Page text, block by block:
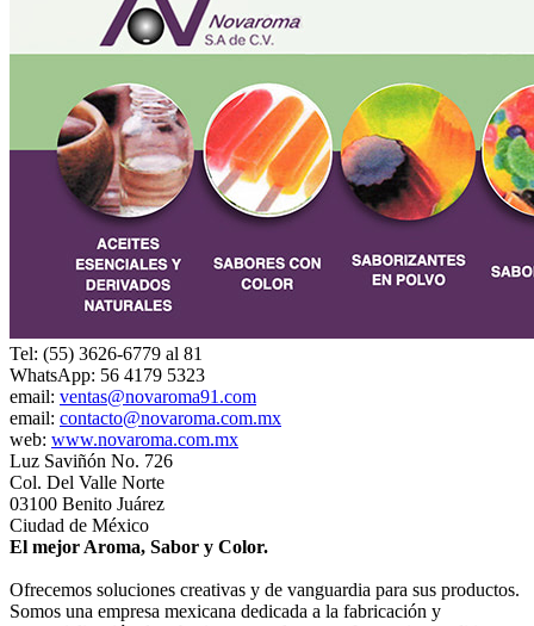
Tel: (55) 3626-6779 al 81
WhatsApp: 56 4179 5323
email: ventas@novaroma91.com
email: contacto@novaroma.com.mx
web: www.novaroma.com.mx
Luz Saviñón No. 726
Col. Del Valle Norte
03100 Benito Juárez
Ciudad de México
El mejor Aroma, Sabor y Color.
Ofrecemos soluciones creativas y de vanguardia para sus productos.
Somos una empresa mexicana dedicada a la fabricación y